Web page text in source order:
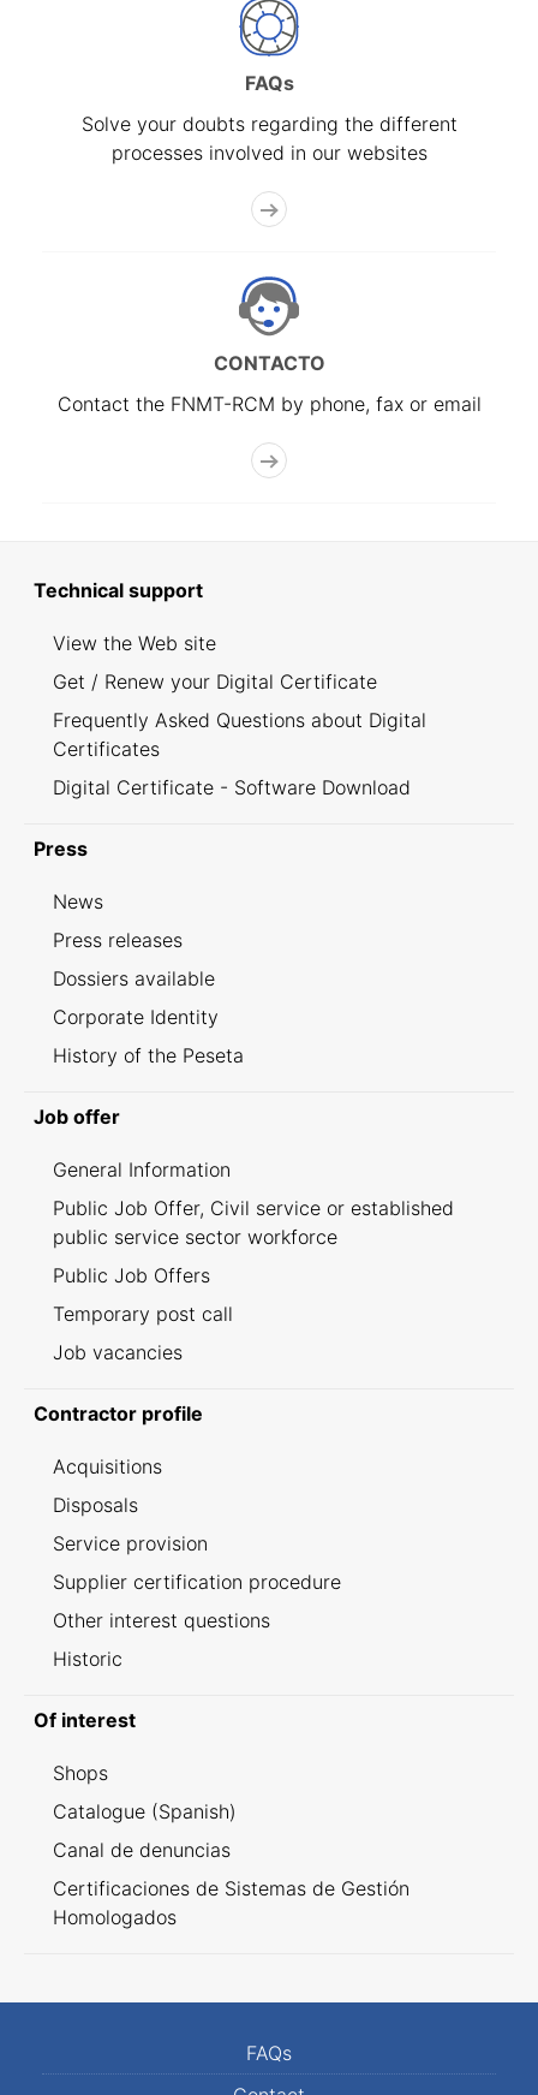
FAQs
Solve your doubts regarding the different
processes involved in our websites
CONTACTO
Contact the FNMT-RCM by phone, fax or email
Technical support
View the Web site
Get / Renew your Digital Certificate
Frequently Asked Questions about Digital
Certificates
Digital Certificate - Software Download
Press
News
Press releases
Dossiers available
Corporate Identity
History of the Peseta
Job offer
General Information
Public Job Offer, Civil service or established
public service sector workforce
Public Job Offers
Temporary post call
Job vacancies
Contractor profile
Acquisitions
Disposals
Service provision
Supplier certification procedure
Other interest questions
Historic
Of interest
Shops
Catalogue (Spanish)
Canal de denuncias
Certificaciones de Sistemas de Gestión
Homologados
FAQs